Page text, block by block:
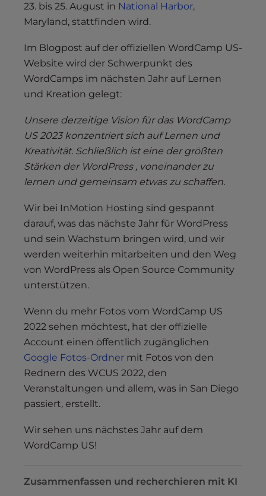
23. bis 25. August in National Harbor,
Maryland, stattfinden wird.
Im Blogpost auf der offiziellen WordCamp US-
Website wird der Schwerpunkt des
WordCamps im nächsten Jahr auf Lernen
und Kreation gelegt:
Unsere derzeitige Vision für das WordCamp
US 2023 konzentriert sich auf Lernen und
Kreativität. Schließlich ist eine der größten
Stärken der WordPress , voneinander zu
lernen und gemeinsam etwas zu schaffen.
Wir bei InMotion Hosting sind gespannt
darauf, was das nächste Jahr für WordPress
und sein Wachstum bringen wird, und wir
werden weiterhin mitarbeiten und den Weg
von WordPress als Open Source Community
unterstützen.
Wenn du mehr Fotos vom WordCamp US
2022 sehen möchtest, hat der offizielle
Account einen öffentlich zugänglichen
Google Fotos-Ordner mit Fotos von den
Rednern des WCUS 2022, den
Veranstaltungen und allem, was in San Diego
passiert, erstellt.
Wir sehen uns nächstes Jahr auf dem
WordCamp US!
Zusammenfassen und recherchieren mit KI